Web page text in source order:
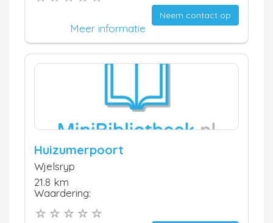
Neem contact op
Meer informatie
Huizumerpoort
Wjelsryp
21.8 km
Waardering: